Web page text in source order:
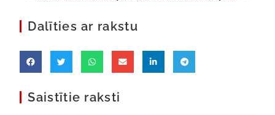
Dalīties ar rakstu
Saistītie raksti